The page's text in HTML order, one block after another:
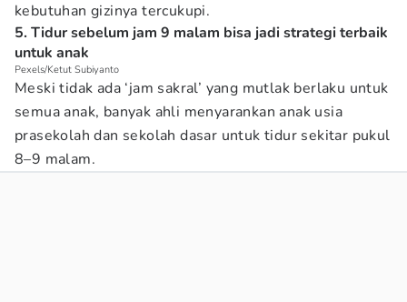
kebutuhan gizinya tercukupi.
5. Tidur sebelum jam 9 malam bisa jadi strategi terbaik
untuk anak
Pexels/Ketut Subiyanto
Meski tidak ada ‘jam sakral’ yang mutlak berlaku untuk
semua anak, banyak ahli menyarankan anak usia
prasekolah dan sekolah dasar untuk tidur sekitar pukul
8–9 malam.